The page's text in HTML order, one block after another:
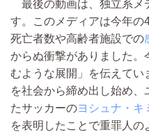
最後の動画は、独立系メ
す。このメディアは今年
死亡者数や高齢者施設での
からぬ衝撃がありました。
むような展開」を伝えて
を社会から締め出し始め
たサッカーのヨシュナ・キ
を表明したことで重罪人